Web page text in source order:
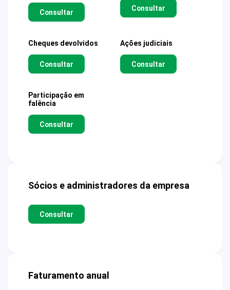
Consultar Consultar
Cheques devolvidos
Consultar
Ações judiciais
Consultar
Participação em
falência
Consultar
Sócios e administradores da empresa
Consultar
Faturamento anual